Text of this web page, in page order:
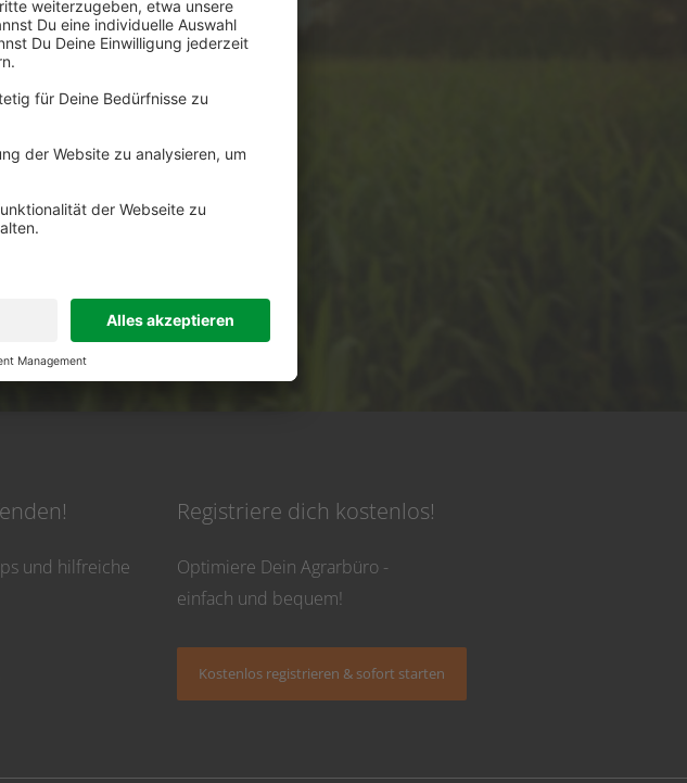
Unterstützung?
Dir gerne weiter!
16:30 Uhr und Freitag bis 13 Uhr
und hilfreiche
Registriere dich kostenlos!
Optimiere Dein Agrarbüro -
einfach und bequem!
Kostenlos registrieren & sofort starten